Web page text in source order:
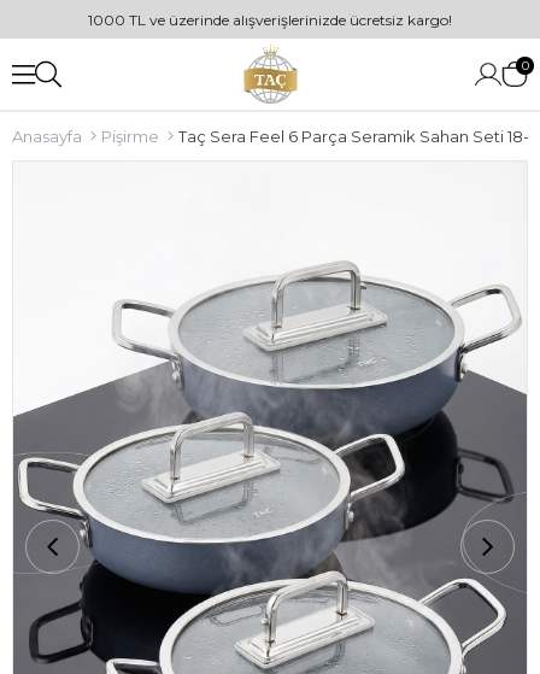
1000 TL ve üzerinde alışverişlerinizde ücretsiz kargo!
0
Anasayfa Pişirme